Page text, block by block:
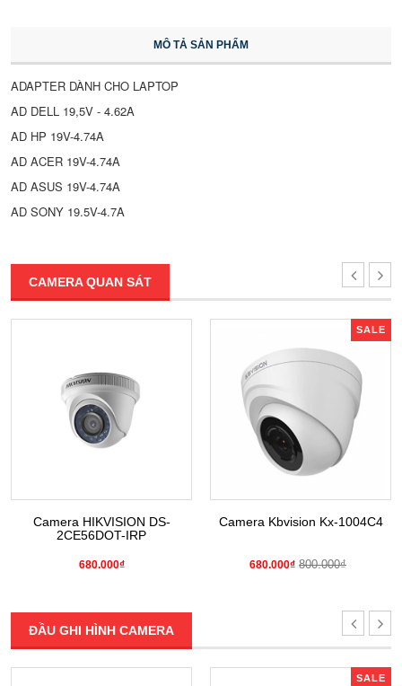
MÔ TẢ SẢN PHẨM
ADAPTER DÀNH CHO LAPTOP
AD DELL 19,5V - 4.62A
AD HP 19V-4.74A
AD ACER 19V-4.74A
AD ASUS 19V-4.74A
AD SONY 19.5V-4.7A
CAMERA QUAN SÁT
Camera HIKVISION DS-
2CE56DOT-IRP
680.000₫
SALE
Camera Kbvision Kx-1004C4
680.000₫ 800.000₫
ĐẦU GHI HÌNH CAMERA
SALE